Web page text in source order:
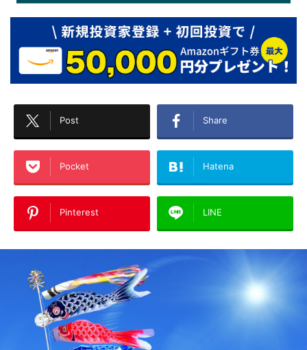
Post Share
Pocket Hatena
Pinterest LINE